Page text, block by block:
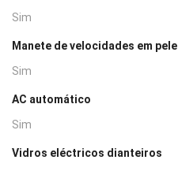
Sim
Manete de velocidades em pele
Sim
AC automático
Sim
Vidros eléctricos dianteiros